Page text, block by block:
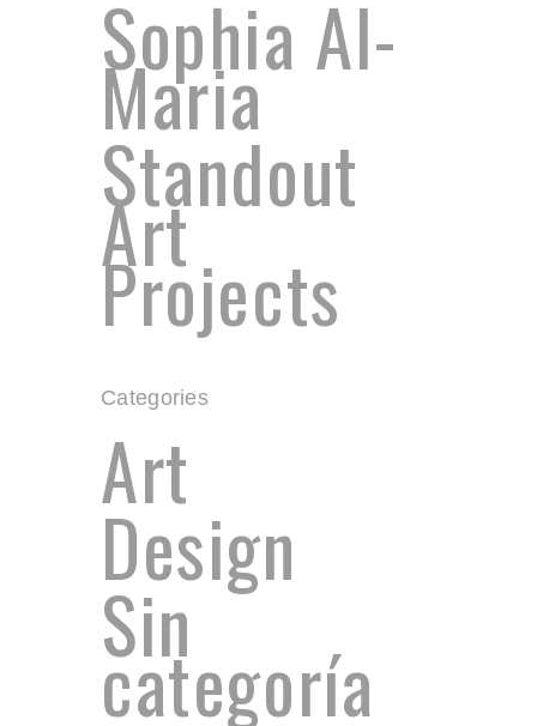
Sophia Al-
Maria
Standout
Art
Projects
Categories
Art
Design
Sin
categoría